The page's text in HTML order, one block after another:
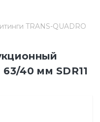
TRANS-QUADRO
40 мм SDR11